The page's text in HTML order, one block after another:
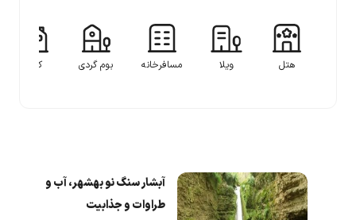
هتل ویلا مسافرخانه بوم گردی کلبه
آبشار سنگ نو بهشهر، آب و
طراوات و جذابیت